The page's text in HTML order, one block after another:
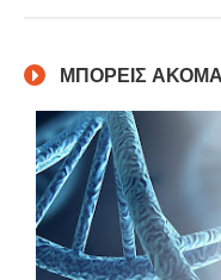
ΜΠΟΡΕΙΣ